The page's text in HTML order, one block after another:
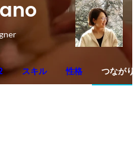
スキル 性格 つながり